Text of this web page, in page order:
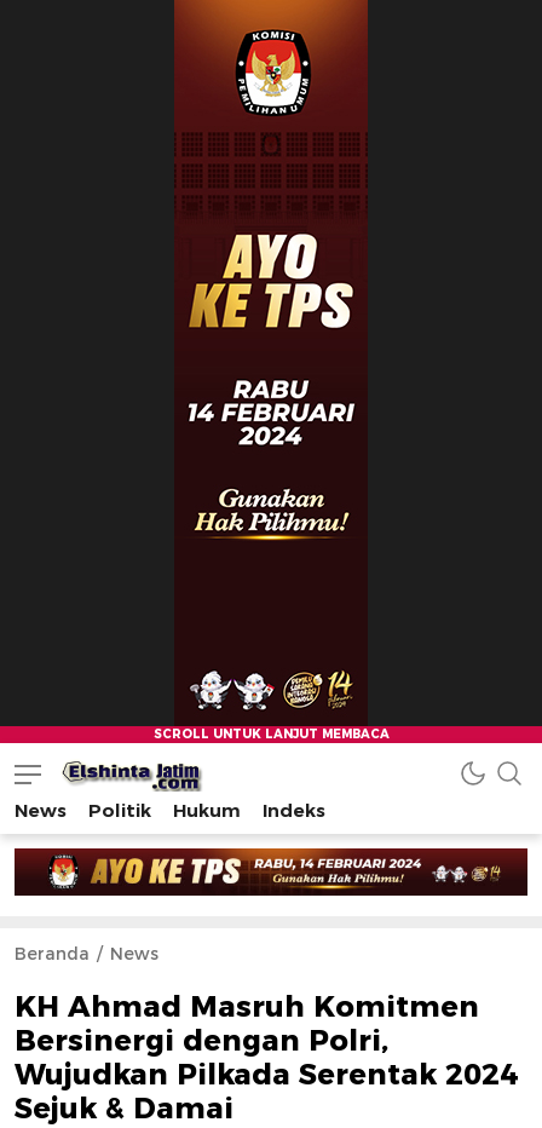
News Politik Hukum Indeks
Beranda News
KH Ahmad Masruh Komitmen
Bersinergi dengan Polri,
Wujudkan Pilkada Serentak 2024
Sejuk & Damai